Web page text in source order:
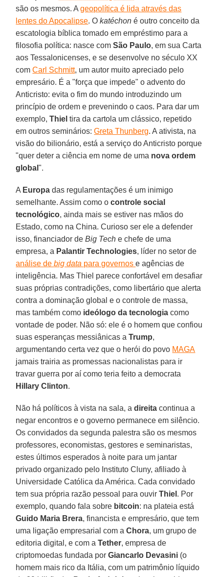
são os mesmos. Ageopolítica é lida através das
lentes do Apocalipse. Okatéchon é outro conceito da
escatologia bíblica tomado em empréstimo para a
filosofia política: nasce comSão Paulo, em sua Carta
aos Tessalonicenses, e se desenvolve no século XX
comCarl Schmitt, um autor muito apreciado pelo
empresário. É a "força que impede" o advento do
Anticristo: evita o fim do mundo introduzindo um
princípio de ordem e prevenindo o caos. Para dar um
exemplo,Thiel tira da cartola um clássico, repetido
em outros seminários:Greta Thunberg. A ativista, na
visão do bilionário, está a serviço do Anticristo porque
"quer deter a ciência em nome de uma nova ordem
global".
A Europa das regulamentações é um inimigo
semelhante. Assim como ocontrole social
tecnológico, ainda mais se estiver nas mãos do
Estado, como na China. Curioso ser ele a defender
isso, financiador deBig Tech e chefe de uma
empresa, a Palantir Technologies, líder no setor de
análise debig data para governose agências de
inteligência. Mas Thiel parece confortável em desafiar
suas próprias contradições, como libertário que alerta
contra a dominação global e o controle de massa,
mas também como ideólogo da tecnologia como
vontade de poder. Não só: ele é o homem que confiou
suas esperanças messiânicas aTrump,
argumentando certa vez que o herói do povo MAGA
jamais trairia as promessas nacionalistas para ir
travar guerra por aí como teria feito a democrata
Hillary Clinton.
Não há políticos à vista na sala, adireita continua a
negar encontros e o governo permanece em silêncio.
Os convidados da segunda palestra são os mesmos
professores, economistas, gestores e seminaristas,
estes últimos esperados à noite para um jantar
privado organizado pelo Instituto Cluny, afiliado à
Universidade Católica da América. Cada convidado
tem sua própria razão pessoal para ouvirThiel . Por
exemplo, quando fala sobre bitcoin: na plateia está
Guido Maria Brera, financista e empresário, que tem
uma ligação empresarial com aChora, um grupo de
editoria digital, e com aTether, empresa de
criptomoedas fundada porGiancarlo Devasini (o
homem mais rico da Itália, com um patrimônio líquido